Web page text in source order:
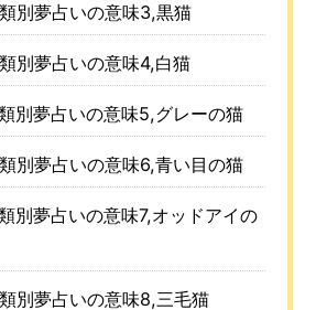
別夢占いの意味3,黒猫
別夢占いの意味4,白猫
別夢占いの意味5,グレーの猫
別夢占いの意味6,青い目の猫
別夢占いの意味7,オッドアイの
別夢占いの意味8,三毛猫